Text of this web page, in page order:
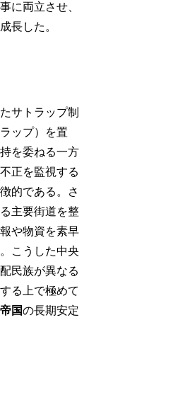
に両立させ、
長した。
サトラップ制
ップ）を置
を委ねる一方
正を監視する
的である。さ
主要街道を整
や物資を素早
こうした中央
民族が異なる
る上で極めて
国の長期安定